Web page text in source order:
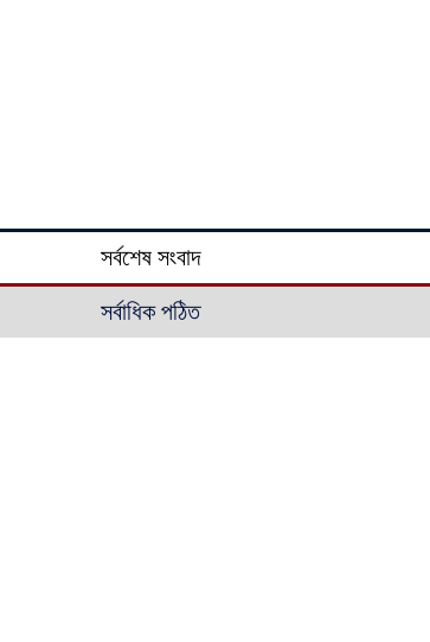
সর্বশেষ সংবাদ
সর্বাধিক পঠিত